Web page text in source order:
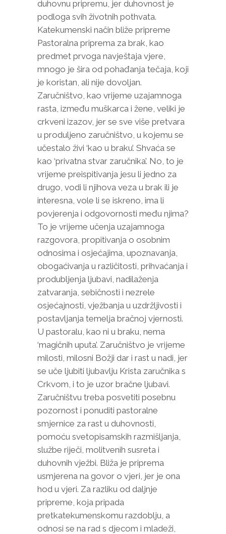
duhovnu pripremu, jer duhovnost je
podloga svih životnih pothvata.
Katekumenski način bliže pripreme
Pastoralna priprema za brak, kao
predmet prvoga navještaja vjere,
mnogo je šira od pohađanja tečaja, koji
je koristan, ali nije dovoljan.
Zaručništvo, kao vrijeme uzajamnoga
rasta, između muškarca i žene, veliki je
crkveni izazov, jer se sve više pretvara
u produljeno zaručništvo, u kojemu se
učestalo živi ‘kao u braku’. Shvaća se
kao ‘privatna stvar zaručnika’. No, to je
vrijeme preispitivanja jesu li jedno za
drugo, vodi li njihova veza u brak ili je
interesna, vole li se iskreno, ima li
povjerenja i odgovornosti među njima?
To je vrijeme učenja uzajamnoga
razgovora, propitivanja o osobnim
odnosima i osjećajima, upoznavanja,
obogaćivanja u različitosti, prihvaćanja i
produbljenja ljubavi, nadilaženja
zatvaranja, sebičnosti i nezrele
osjećajnosti, vježbanja u uzdržljivosti i
postavljanja temelja bračnoj vjernosti.
U pastoralu, kao ni u braku, nema
‘magičnih uputa’. Zaručništvo je vrijeme
milosti, milosni Božji dar i rast u nadi, jer
se uče ljubiti ljubavlju Krista zaručnika s
Crkvom, i to je uzor bračne ljubavi.
Zaručništvu treba posvetiti posebnu
pozornost i ponuditi pastoralne
smjernice za rast u duhovnosti,
pomoću svetopisamskih razmišljanja,
službe riječi, molitvenih susreta i
duhovnih vježbi. Bliža je priprema
usmjerena na govor o vjeri, jer je ona
hod u vjeri. Za razliku od daljnje
pripreme, koja pripada
pretkatekumenskomu razdoblju, a
odnosi se na rad s djecom i mladeži,